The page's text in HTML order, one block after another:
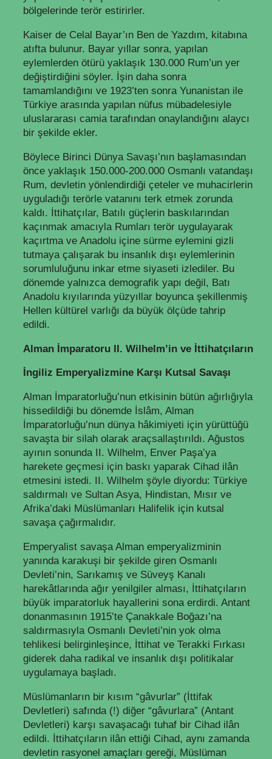
bölgelerinde terör estirirler.
Kaiser de Celal Bayar’ın Ben de Yazdım, kitabına
atıfta bulunur. Bayar yıllar sonra, yapılan
eylemlerden ötürü yaklaşık 130.000 Rum’un yer
değiştirdiğini söyler. İşin daha sonra
tamamlandığını ve 1923’ten sonra Yunanistan ile
Türkiye arasında yapılan nüfus mübadelesiyle
uluslararası camia tarafından onaylandığını alaycı
bir şekilde ekler.
Böylece Birinci Dünya Savaşı’nın başlamasından
önce yaklaşık 150.000-200.000 Osmanlı vatandaşı
Rum, devletin yönlendirdiği çeteler ve muhacirlerin
uyguladığı terörle vatanını terk etmek zorunda
kaldı. İttihatçılar, Batılı güçlerin baskılarından
kaçınmak amacıyla Rumları terör uygulayarak
kaçırtma ve Anadolu içine sürme eylemini gizli
tutmaya çalışarak bu insanlık dışı eylemlerinin
sorumluluğunu inkar etme siyaseti izlediler. Bu
dönemde yalnızca demografik yapı değil, Batı
Anadolu kıyılarında yüzyıllar boyunca şekillenmiş
Hellen kültürel varlığı da büyük ölçüde tahrip
edildi.
Alman İmparatoru II. Wilhelm’in ve İttihatçıların
İngiliz Emperyalizmine Karşı Kutsal Savaşı
Alman İmparatorluğu’nun etkisinin bütün ağırlığıyla
hissedildiği bu dönemde İslâm, Alman
İmparatorluğu’nun dünya hâkimiyeti için yürüttüğü
savaşta bir silah olarak araçsallaştırıldı. Ağustos
ayının sonunda II. Wilhelm, Enver Paşa’ya
harekete geçmesi için baskı yaparak Cihad ilân
etmesini istedi. II. Wilhelm şöyle diyordu: Türkiye
saldırmalı ve Sultan Asya, Hindistan, Mısır ve
Afrika’daki Müslümanları Halifelik için kutsal
savaşa çağırmalıdır.
Emperyalist savaşa Alman emperyalizminin
yanında karakuşi bir şekilde giren Osmanlı
Devleti’nin, Sarıkamış ve Süveyş Kanalı
harekâtlarında ağır yenilgiler alması, İttihatçıların
büyük imparatorluk hayallerini sona erdirdi. Antant
donanmasının 1915’te Çanakkale Boğazı’na
saldırmasıyla Osmanlı Devleti’nin yok olma
tehlikesi belirginleşince, İttihat ve Terakki Fırkası
giderek daha radikal ve insanlık dışı politikalar
uygulamaya başladı.
Müslümanların bir kısım “gâvurlar” (İttifak
Devletleri) safında (!) diğer “gâvurlara” (Antant
Devletleri) karşı savaşacağı tuhaf bir Cihad ilân
edildi. İttihatçıların ilân ettiği Cihad, aynı zamanda
devletin rasyonel amaçları gereği, Müslüman